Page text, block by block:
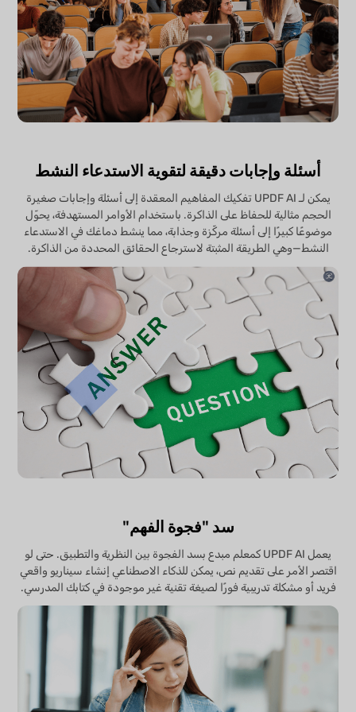
أسئلة وإجابات دقيقة لتقوية الاستدعاء النشط
يمكن لـ UPDF AI تفكيك المفاهيم المعقدة إلى أسئلة وإجابات صغيرة
الحجم مثالية للحفاظ على الذاكرة. باستخدام الأوامر المستهدفة، يحوّل
موضوعًا كبيرًا إلى أسئلة مركّزة وجذابة، مما ينشط دماغك في الاستدعاء
النشط—وهي الطريقة المثبتة لاسترجاع الحقائق المحددة من الذاكرة.
سد "فجوة الفهم"
يعمل UPDF AI كمعلم مبدع بسد الفجوة بين النظرية والتطبيق. حتى لو
اقتصر الأمر على تقديم نص، يمكن للذكاء الاصطناعي إنشاء سيناريو واقعي
فريد أو مشكلة تدريبية فورًا لصيغة تقنية غير موجودة في كتابك المدرسي.